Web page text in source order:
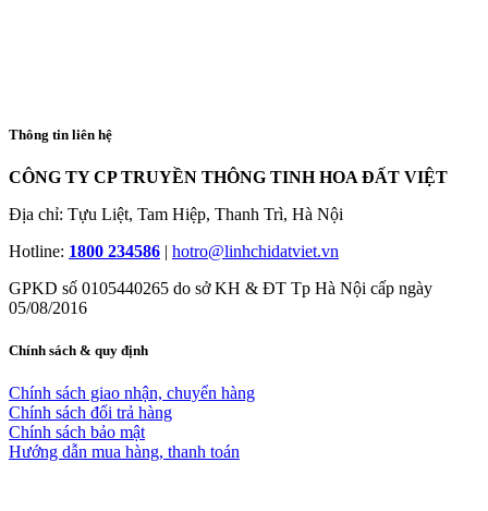
Thông tin liên hệ
CÔNG TY CP TRUYỀN THÔNG TINH HOA ĐẤT VIỆT
Địa chỉ: Tựu Liệt, Tam Hiệp, Thanh Trì, Hà Nội
Hotline: 1800 234586 | hotro@linhchidatviet.vn
GPKD số 0105440265 do sở KH & ĐT Tp Hà Nội cấp ngày
05/08/2016
Chính sách & quy định
Chính sách giao nhận, chuyển hàng
Chính sách đổi trả hàng
Chính sách bảo mật
Hướng dẫn mua hàng, thanh toán